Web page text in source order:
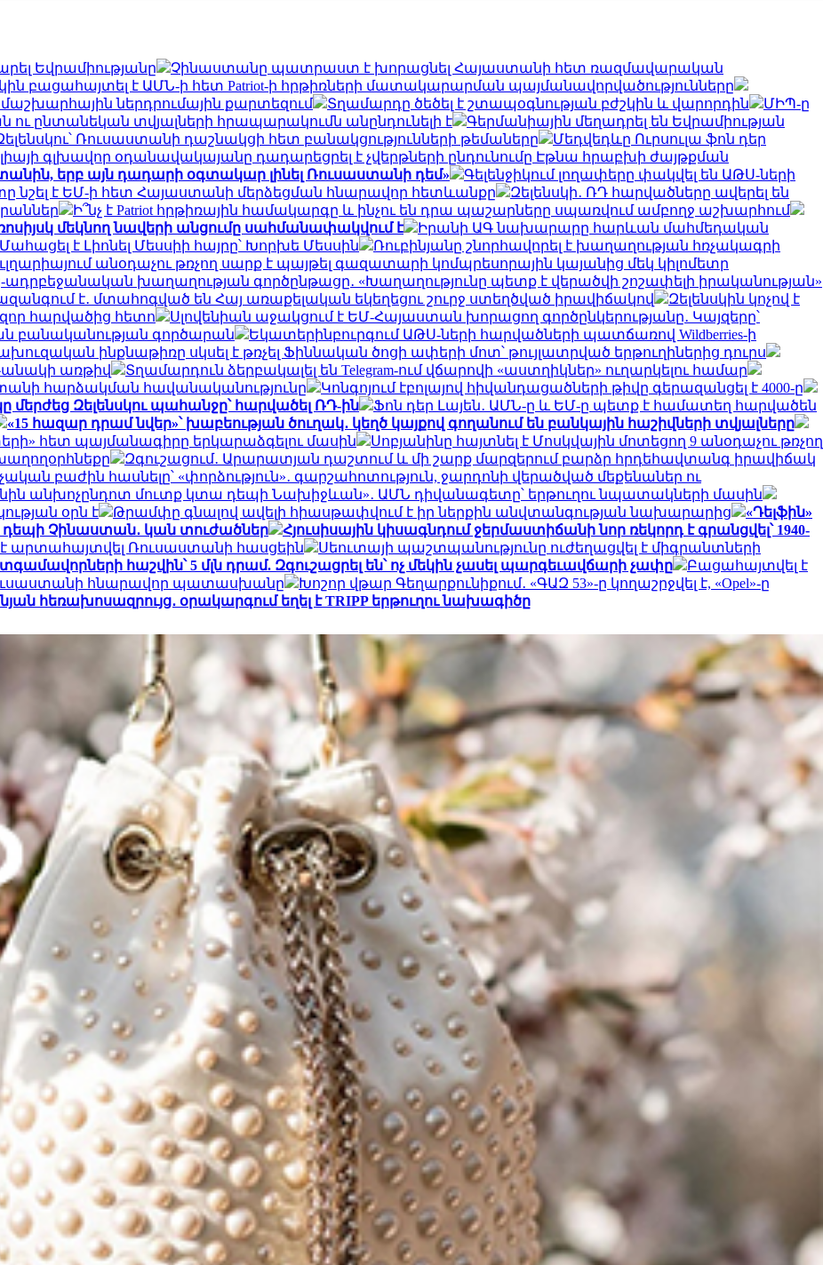
Եվրամիությանը
Չինաստանը պատրաստ է խորացնել Հայաստանի հետ ռազմավարական
բացահայտել է ԱՄՆ-ի հետ Patriot-ի հրթիռների մատակարարման պայմանավորվածությունները
ներդրումային քարտեզում
Տղամարդը ծեծել է շտապօգնության բժշկին և վարորդին
ՄԻՊ-ը
ընտանեկան տվյալների հրապարակումն անընդունելի է
Գերմանիային մեղադրել են Եվրամիության
Ռուսաստանի դաշնակցի հետ բանակցությունների թեմաները
Մեդվեդևը Ուրսուլա ֆոն դեր
գլխավոր օդանավակայանը դադարեցրել է չվերթների ընդունումը Էթնա հրաբխի ժայթքման
երբ այն դադարի օգտակար լինել Ռուսաստանի դեմ»
Գելենջիկում լողափերը փակվել են ԱԹՍ-ների
նշել է ԵՄ-ի հետ Հայաստանի մերձեցման հնարավոր հետևանքը
Զելենսկի․ ՌԴ հարվածները ավերել են
Ի՞նչ է Patriot հրթիռային համակարգը և ինչու են դրա պաշարները սպառվում ամբողջ աշխարհում
մեկնող նավերի անցումը սահմանափակվում է
Իրանի ԱԳ նախարարը հարևան մահմեդական
Մահացել է Լիոնել Մեսսիի հայրը՝ Խորխե Մեսսին
Ռուբինյանը շնորհավորել է խաղաղության հռչակագրի
անօդաչու թռչող սարք է պայթել գազատարի կոմպրեսորային կայանից մեկ կիլոմետր
ադրբեջանական խաղաղության գործընթացը․ «Խաղաղությունը պետք է վերածվի շոշափելի իրականության»
է․ մտահոգված են Հայ առաքելական եկեղեցու շուրջ ստեղծված իրավիճակով
Զելենսկին կոչով է
հարվածից հետո
Սլովենիան աջակցում է ԵՄ-Հայաստան խորացող գործընկերությանը․ Կայզերը՝
բանականության գործարան
Եկատերինբուրգում ԱԹՍ-ների հարվածների պատճառով Wildberries-ի
ինքնաթիռը սկսել է թռչել Ֆիննական ծոցի ափերի մոտ՝ թույլատրված երթուղիներից դուրս
առթիվ
Տղամարդուն ձերբակալել են Telegram-ում վճարովի «աստղիկներ» ուղարկելու համար
հարձակման հավանականությունը
Կոնգոյում էբոլայով հիվանդացածների թիվը գերազանցել է 4000-ը
Զելենսկու պահանջը՝ հարվածել ՌԴ-ին
Ֆոն դեր Լայեն․ ԱՄՆ-ը և ԵՄ-ը պետք է համատեղ հարվածեն
«15 հազար դրամ նվեր»՝ խաբեության ծուղակ․ կեղծ կայքով գողանում են բանկային հաշիվների տվյալները
հետ պայմանագիրը երկարաձգելու մասին
Սոբյանինը հայտնել է Մոսկվային մոտեցող 9 անօդաչու թռչող
Զգուշացում․ Արարատյան դաշտում և մի շարք մարզերում բարձր հրդեհավտանգ իրավիճակ
բաժին հասնելը՝ «փորձություն»․ գարշահոտություն, ջարդոնի վերածված մեքենաներ ու
անխոչընդոտ մուտք կտա դեպի Նախիջևան»․ ԱՄՆ դիվանագետը՝ երթուղու նպատակների մասին
օրն է
Թրամփը գնալով ավելի հիասթափվում է իր ներքին անվտանգության նախարարից
«Դելֆին»
դեպի Չինաստան․ կան տուժածներ
Հյուսիսային կիսագնդում ջերմաստիճանի նոր ռեկորդ է գրանցվել՝ 1940-
է արտահայտվել Ռուսաստանի հասցեին
Սեուտայի ​​պաշտպանությունը ուժեղացվել է միգրանտների
հաշվին՝ 5 մլն դրամ. Զգուշացրել են՝ ոչ մեկին չասել պարգեւավճարի չափը
Բացահայտվել է
հնարավոր պատասխանը
Խոշոր վթար Գեղարքունիքում․ «ԳԱԶ 53»-ը կողաշրջվել է, «Opel»-ը
հեռախոսազրույց․ օրակարգում եղել է TRIPP երթուղու նախագիծը